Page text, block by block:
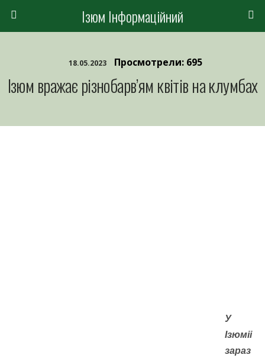
Ізюм Інформаційний
18.05.2023 Просмотрели: 695
Ізюм вражає різнобарв’ям квітів на клумбах
У
Ізюміі
зараз